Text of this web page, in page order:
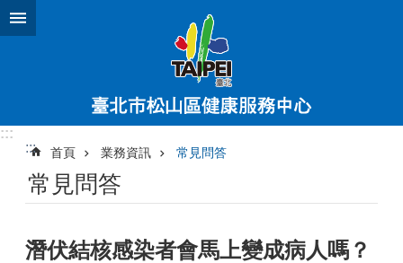
跳到主要內容區塊
:::
:::
首頁 業務資訊 常見問答
常見問答
潛伏結核感染者會馬上變成病人嗎？